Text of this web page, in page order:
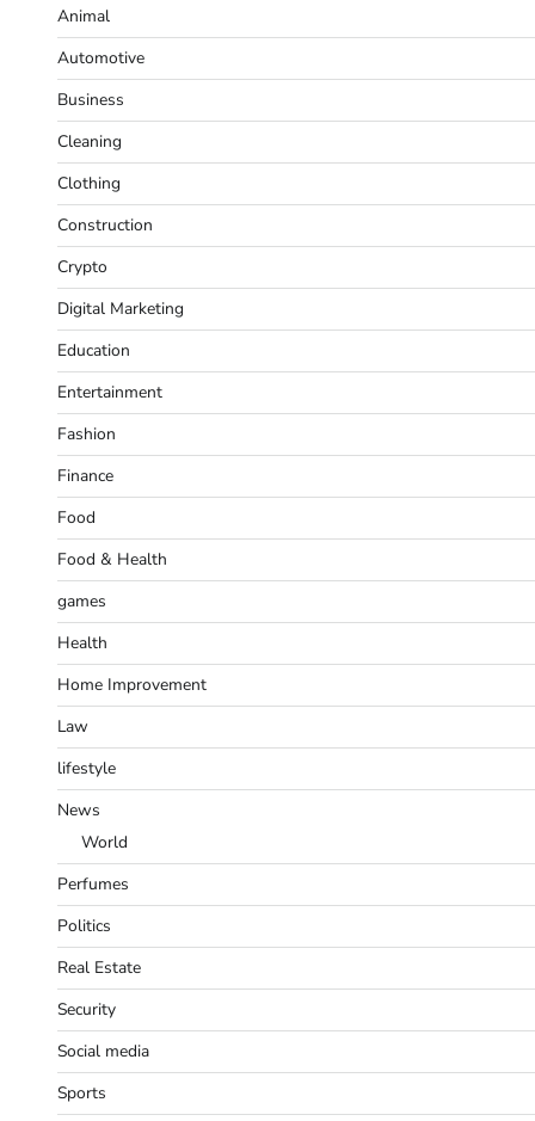
Animal
Automotive
Business
Cleaning
Clothing
Construction
Crypto
Digital Marketing
Education
Entertainment
Fashion
Finance
Food
Food & Health
games
Health
Home Improvement
Law
lifestyle
News
World
Perfumes
Politics
Real Estate
Security
Social media
Sports